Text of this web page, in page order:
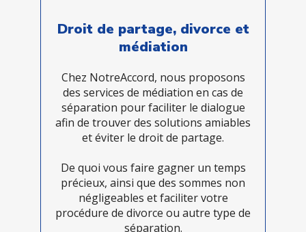
Droit de partage, divorce et
médiation
Chez NotreAccord, nous proposons
des services de médiation en cas de
séparation pour faciliter le dialogue
afin de trouver des solutions amiables
et éviter le droit de partage.
De quoi vous faire gagner un temps
précieux, ainsi que des sommes non
négligeables et faciliter votre
procédure de divorce ou autre type de
séparation.